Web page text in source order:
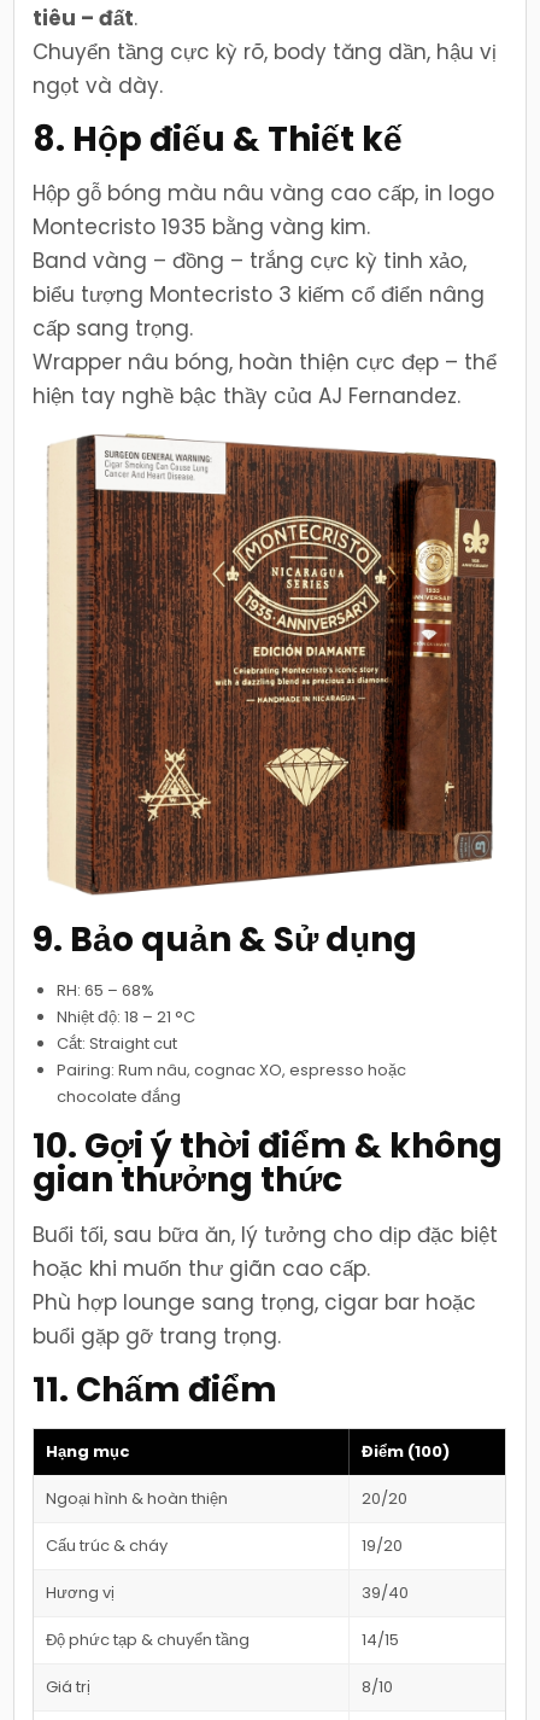
tiêu – đất.
Chuyển tầng cực kỳ rõ, body tăng dần, hậu vị
ngọt và dày.
8. Hộp điếu & Thiết kế
Hộp gỗ bóng màu nâu vàng cao cấp, in logo
Montecristo 1935 bằng vàng kim.
Band vàng – đồng – trắng cực kỳ tinh xảo,
biểu tượng Montecristo 3 kiếm cổ điển nâng
cấp sang trọng.
Wrapper nâu bóng, hoàn thiện cực đẹp – thể
hiện tay nghề bậc thầy của AJ Fernandez.
9. Bảo quản & Sử dụng
RH: 65 – 68%
Nhiệt độ: 18 – 21 °C
Cắt: Straight cut
Pairing: Rum nâu, cognac XO, espresso hoặc
chocolate đắng
10. Gợi ý thời điểm & không
gian thưởng thức
Buổi tối, sau bữa ăn, lý tưởng cho dịp đặc biệt
hoặc khi muốn thư giãn cao cấp.
Phù hợp lounge sang trọng, cigar bar hoặc
buổi gặp gỡ trang trọng.
11. Chấm điểm
Hạng mục Điểm (100)
Ngoại hình & hoàn thiện 20/20
Cấu trúc & cháy 19/20
Hương vị 39/40
Độ phức tạp & chuyển tầng 14/15
Giá trị 8/10